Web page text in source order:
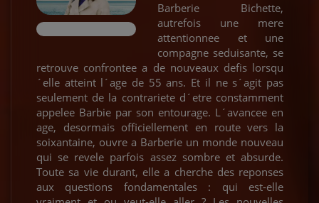
Barberie Bichette,
autrefois une mere
attentionnee et une
compagne seduisante, se
retrouve confrontee a de nouveaux defis lorsqu
´elle atteint l´age de 55 ans. Et il ne s´agit pas
seulement de la contrariete d´etre constamment
appelee Barbie par son entourage. L´avancee en
age, desormais officiellement en route vers la
soixantaine, ouvre a Barberie un monde nouveau
qui se revele parfois assez sombre et absurde.
Toute sa vie durant, elle a cherche des reponses
aux questions fondamentales : qui est-elle